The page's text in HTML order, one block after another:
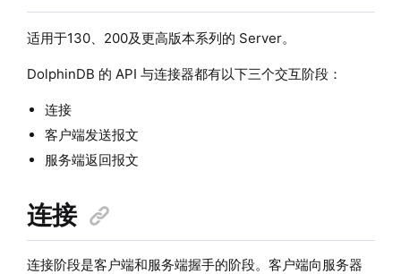
适用于130、200及更高版本系列的 Server。
DolphinDB 的 API 与连接器都有以下三个交互阶段：
连接
客户端发送报文
服务端返回报文
连接
连接阶段是客户端和服务端握手的阶段。客户端向服务器